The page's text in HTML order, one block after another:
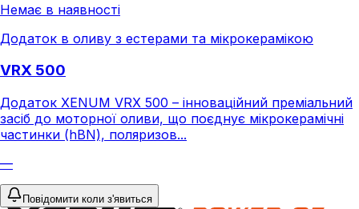
Немає в наявності
Додаток в оливу з естерами та мікрокерамікою
VRX 500
Додаток XENUM VRX 500 – інноваційний преміальний
засіб до моторної оливи, що поєднує мікрокерамічні
частинки (hBN), поляризов...
—
Повідомити коли з'явиться